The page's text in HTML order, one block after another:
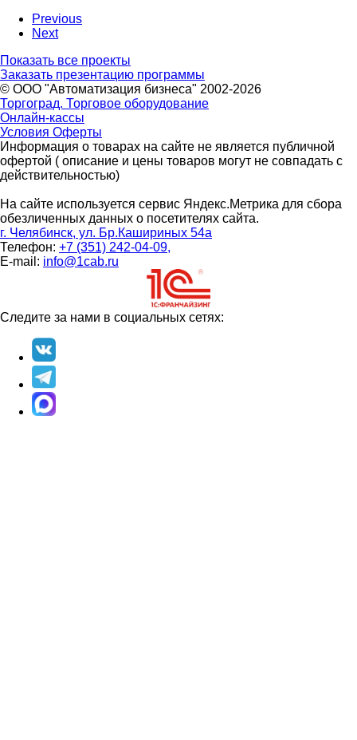
Previous
Next
Показать все проекты
Заказать презентацию программы
© ООО "Автоматизация бизнеса" 2002-2026
Торгоград. Торговое оборудование
Онлайн-кассы
Условия Оферты
Информация о товарах на сайте не является публичной
офертой ( описание и цены товаров могут не совпадать с
действительностью)
На сайте используется сервис Яндекс.Метрика для сбора
обезличенных данных о посетителях сайта.
г. Челябинск, ул. Бр.Кашириных 54а
Телефон: +7 (351) 242-04-09,
E-mail: info@1cab.ru
Следите за нами в социальных сетях: